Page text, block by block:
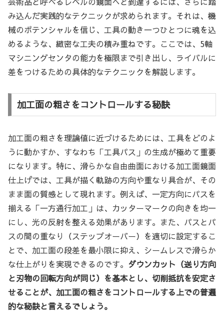
み込んだ実践的なテクニックが求められます。それは、機
械のポテンシャルを信じ、工具の動き一つひとつに魂を込
めるような、緻密な工夫の積み重ねです。ここでは、5軸
マシニングセンタの能力を極限まで引き出し、ライバルに
差をつけるための具体的なテクニックを解説します。
加工面の粗さをコントロールする秘訣
加工面の粗さを理論値に近づけるためには、工具をどのよ
うに動かすか、すなわち「工具パス」の生成が極めて重要
になります。特に、滑らかな自由曲面における加工面鏡面
仕上げでは、工具が描く軌跡の方向や重なり具合が、その
まま面の質感として現れます。例えば、一定方向にパスを
揃える「一方通行加工」は、カッターマークの向きを均一
にし、光の反射を整える効果があります。また、パスとパ
スの間の重なり（ステップオーバー）を適切に設定するこ
とで、加工面の段差を最小限に抑え、シームレスで滑らか
な仕上がりを実現できるのです。 ダウンカット（送り方向
と刃物の回転方向が同じ）を基本とし、切削抵抗を安定さ
せることが、加工面の粗さをコントロールする上での普遍
的な秘訣と言えるでしょう。